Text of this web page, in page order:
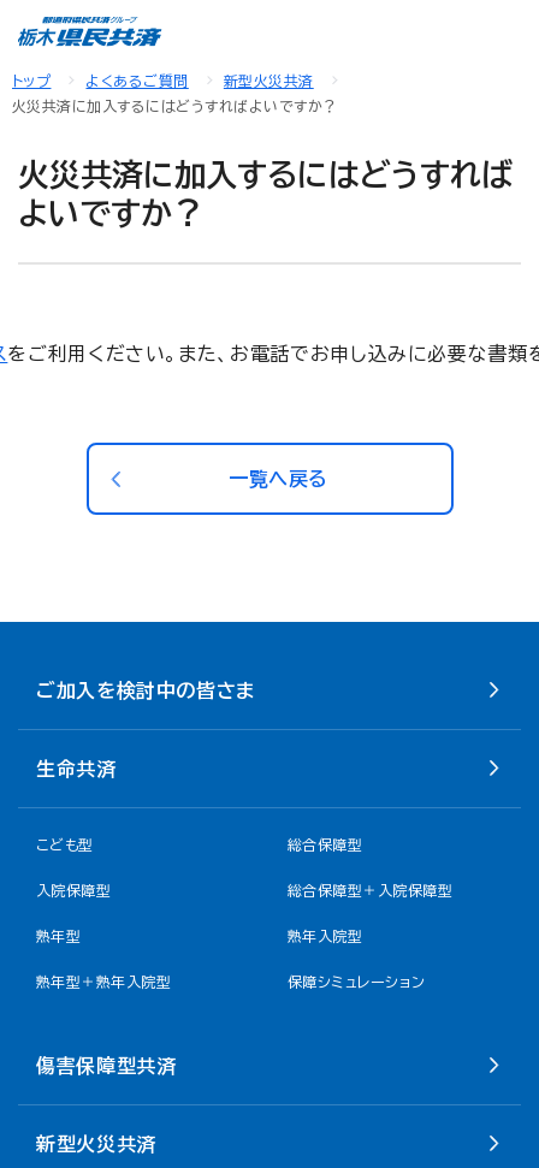
トップ よくあるご質問
新型火災共済
火災共済に加入するにはどうすればよいですか？
火災共済に加入するにはどうすれば
よいですか？
をご利用ください。また、お電話でお申し込みに必要な書
一覧へ戻る
ご加入を検討中の皆さま
生命共済
こども型 総合保障型
入院保障型 総合保障型＋入院保障型
熟年型 熟年入院型
熟年型＋熟年入院型 保障シミュレーション
傷害保障型共済
新型火災共済